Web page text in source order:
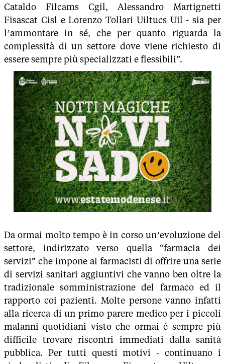
Cataldo Filcams Cgil, Alessandro Martignetti
Fisascat Cisl e Lorenzo Tollari Uiltucs Uil - sia per
l’ammontare in sé, che per quanto riguarda la
complessità di un settore dove viene richiesto di
essere sempre più specializzati e flessibili”.
Da ormai molto tempo è in corso un’evoluzione del
settore, indirizzato verso quella “farmacia dei
servizi” che impone ai farmacisti di offrire una serie
di servizi sanitari aggiuntivi che vanno ben oltre la
tradizionale somministrazione del farmaco ed il
rapporto coi pazienti. Molte persone vanno infatti
alla ricerca di un primo parere medico per i piccoli
malanni quotidiani visto che ormai è sempre più
difficile trovare riscontri immediati dalla sanità
pubblica. Per tutti questi motivi - continuano i